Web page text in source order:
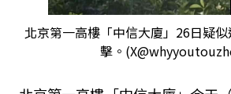
北京第一高樓「中信大廈」26日疑
擊。